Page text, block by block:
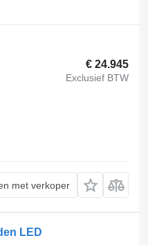
€ 24.945
Exclusief BTW
met verkoper
LED